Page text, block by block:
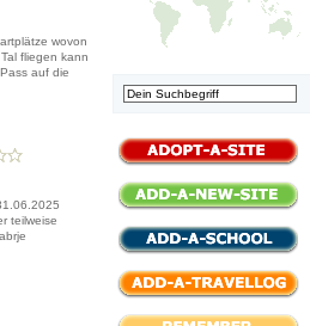
wovon
fliegen kann
auf die
teilweise